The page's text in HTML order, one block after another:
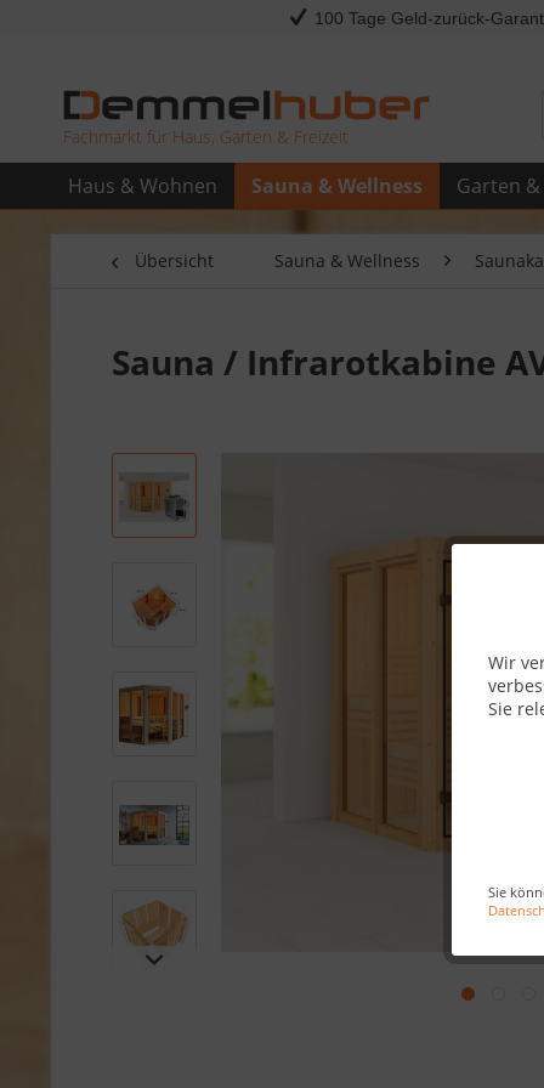
100 Tage Geld-zurück-
Fachmarkt für Haus, Garten & Freizeit
Haus & Wohnen Sauna & Wellness Garten
Wir
Sie
Sie
Übersicht Sauna & Wellness
Sauna / Infrarotkabine